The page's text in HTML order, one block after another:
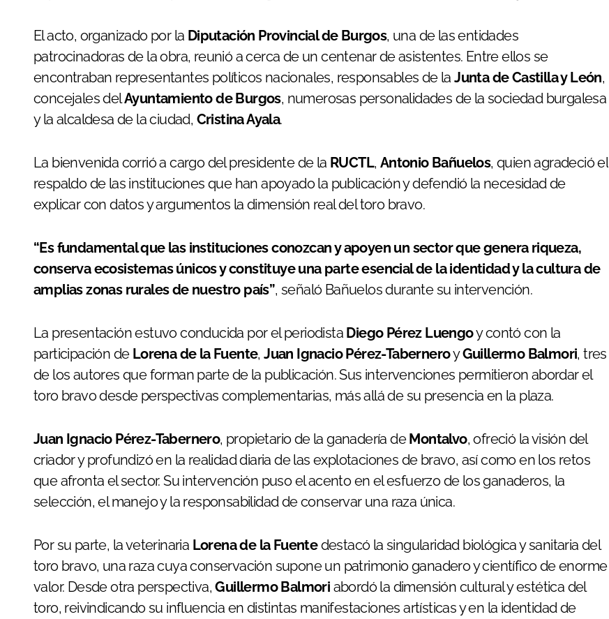
El acto, organizado por la Diputación Provincial de Burgos, una de las entidades
patrocinadoras de la obra, reunió a cerca de un centenar de asistentes. Entre ellos se
encontraban representantes políticos nacionales, responsables de laJunta de Castilla y León,
concejales delAyuntamiento de Burgos, numerosas personalidades de la sociedad burgalesa
y la alcaldesa de la ciudad, Cristina Ayala.
La bienvenida corrió a cargo del presidente de la RUCTL, Antonio Bañuelos, quien agradeció el
respaldo de las instituciones que han apoyado la publicación y defendió la necesidad de
explicar con datos y argumentos la dimensión real del toro bravo.
“Es fundamental que las instituciones conozcan y apoyen un sector que genera riqueza,
conserva ecosistemas únicos y constituye una parte esencial de la identidad y la cultura de
amplias zonas rurales de nuestro país”, señaló Bañuelos durante su intervención.
La presentación estuvo conducida por el periodista Diego Pérez Luengoy contó con la
participación de Lorena de la Fuente,Juan Ignacio Pérez-TaberneroyGuillermo Balmori, tres
de los autores que forman parte de la publicación. Sus intervenciones permitieron abordar el
toro bravo desde perspectivas complementarias, más allá de su presencia en la plaza.
Juan Ignacio Pérez-Tabernero, propietario de la ganadería deMontalvo, ofreció la visión del
criador y profundizó en la realidad diaria de las explotaciones de bravo, así como en los retos
que afronta el sector. Su intervención puso el acento en el esfuerzo de los ganaderos, la
selección, el manejo y la responsabilidad de conservar una raza única.
Por su parte, la veterinaria Lorena de la Fuentedestacó la singularidad biológica y sanitaria del
toro bravo, una raza cuya conservación supone un patrimonio ganadero y científico de enorme
valor. Desde otra perspectiva,Guillermo Balmori abordó la dimensión cultural y estética del
toro, reivindicando su influencia en distintas manifestaciones artísticas y en la identidad de